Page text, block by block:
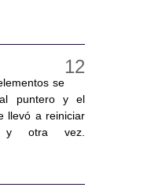
se
puntero y el
llevó a reiniciar
otra vez.